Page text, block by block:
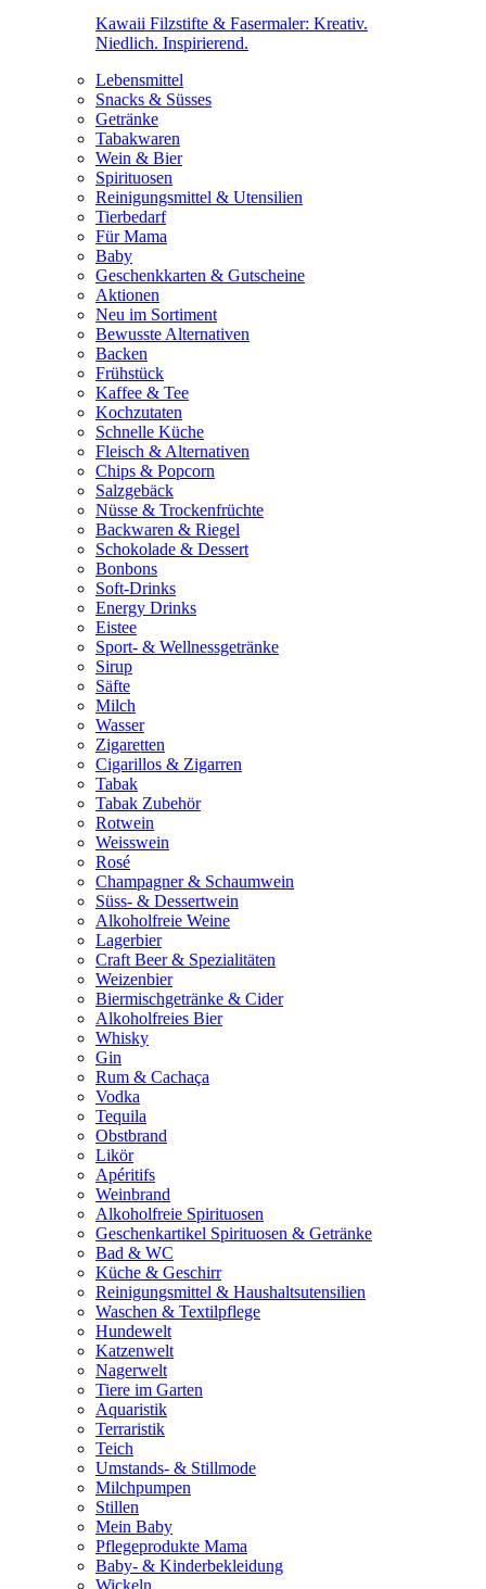
Kawaii Filzstifte & Fasermaler: Kreativ.
Niedlich. Inspirierend.
Lebensmittel
Snacks & Süsses
Getränke
Tabakwaren
Wein & Bier
Spirituosen
Reinigungsmittel & Utensilien
Tierbedarf
Für Mama
Baby
Geschenkkarten & Gutscheine
Aktionen
Neu im Sortiment
Bewusste Alternativen
Backen
Frühstück
Kaffee & Tee
Kochzutaten
Schnelle Küche
Fleisch & Alternativen
Chips & Popcorn
Salzgebäck
Nüsse & Trockenfrüchte
Backwaren & Riegel
Schokolade & Dessert
Bonbons
Soft-Drinks
Energy Drinks
Eistee
Sport- & Wellnessgetränke
Sirup
Säfte
Milch
Wasser
Zigaretten
Cigarillos & Zigarren
Tabak
Tabak Zubehör
Rotwein
Weisswein
Rosé
Champagner & Schaumwein
Süss- & Dessertwein
Alkoholfreie Weine
Lagerbier
Craft Beer & Spezialitäten
Weizenbier
Biermischgetränke & Cider
Alkoholfreies Bier
Whisky
Gin
Rum & Cachaça
Vodka
Tequila
Obstbrand
Likör
Apéritifs
Weinbrand
Alkoholfreie Spirituosen
Geschenkartikel Spirituosen & Getränke
Bad & WC
Küche & Geschirr
Reinigungsmittel & Haushaltsutensilien
Waschen & Textilpflege
Hundewelt
Katzenwelt
Nagerwelt
Tiere im Garten
Aquaristik
Terraristik
Teich
Umstands- & Stillmode
Milchpumpen
Stillen
Mein Baby
Pflegeprodukte Mama
Baby- & Kinderbekleidung
Wickeln